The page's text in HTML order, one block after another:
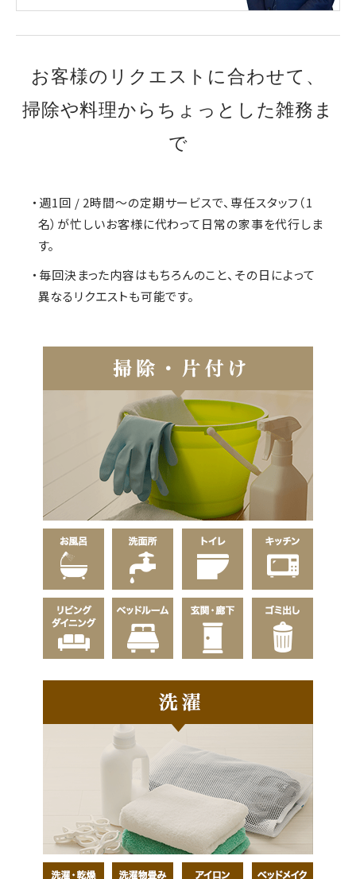
お客様のリクエストに合わせて、
掃除や料理からちょっとした雑務ま
で
・週1回 / 2時間～の定期サービスで、専任スタッフ（1
名）が忙しいお客様に代わって日常の家事を代行しま
す。
・毎回決まった内容はもちろんのこと、その日によって
異なるリクエストも可能です。